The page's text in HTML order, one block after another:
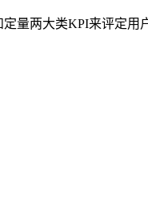
量两大类KPI来评定用